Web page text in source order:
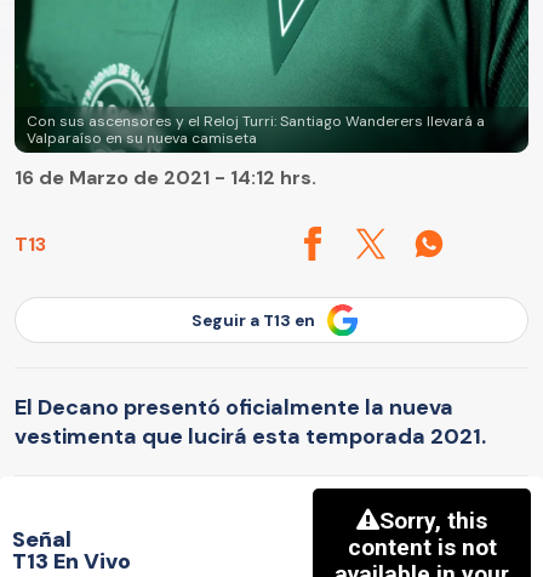
Con sus ascensores y el Reloj Turri: Santiago Wanderers llevará a
Valparaíso en su nueva camiseta
T13
16 de Marzo de 2021 - 14:12 hrs.
Seguir a T13 en
El Decano presentó oficialmente la nueva
vestimenta que lucirá esta temporada 2021.
Señal
T13 En Vivo